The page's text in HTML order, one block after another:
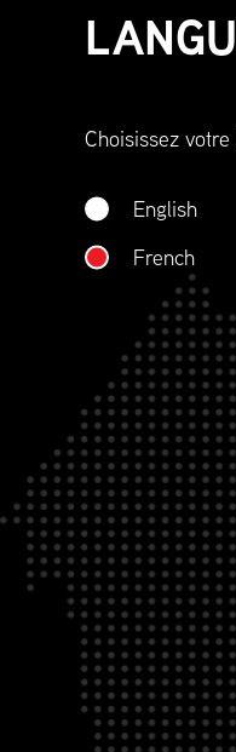
Nous
la gestion
QUI
Choisissez votre
English
French